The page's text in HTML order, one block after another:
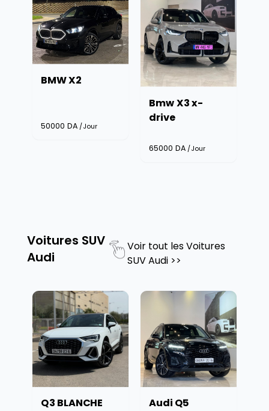
BMW X2
50000 DA /Jour
Bmw X3 x-
drive
65000 DA /Jour
Voitures SUV
Audi
Voir tout lesVoitures
SUV Audi >>
Q3 BLANCHE Audi Q5